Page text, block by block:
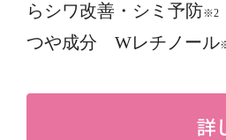
らシワ改善・シミ予防※2
つや成分 Wレチノール